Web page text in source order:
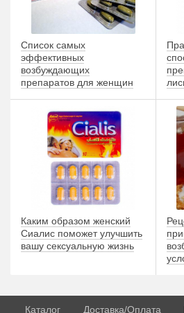
Список самых
эффективных
возбуждающих
препаратов для женщин
Каким образом женский
Сиалис поможет улучшить
вашу сексуальную жизнь
Каталог Доставка/Оплата